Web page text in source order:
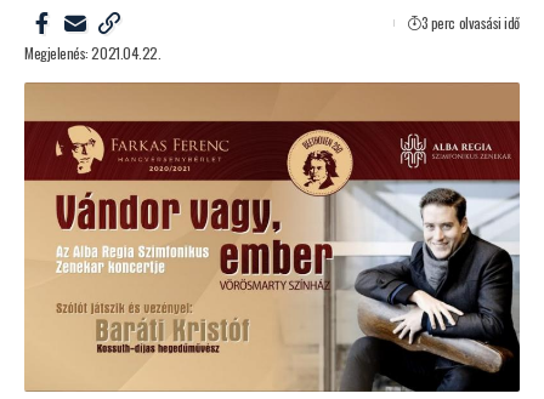
Megjelenés: 2021.04.22.
3 perc olvasási idő